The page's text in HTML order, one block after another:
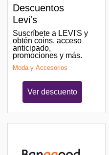
Descuentos
Levi's
Suscríbete a LEVI'S y
obtén coins, acceso
anticipado,
promociones y más.
Moda y Accesorios
Ver descuento